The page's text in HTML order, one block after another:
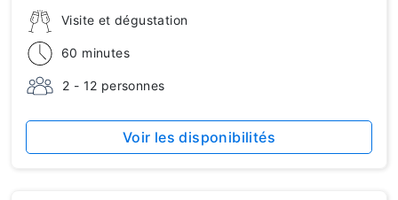
Visite et dégustation
60 minutes
2 - 12 personnes
Voir les disponibilités